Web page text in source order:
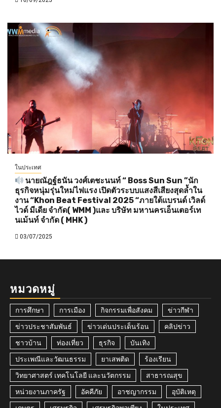
ในประเทศ
นายณัฎฐ์ธนัน วงศ์เตชะนนท์ “ Boss Sun Sun ”นัก
ธุรกิจหนุ่มรุ่นใหม่ไฟแรง เปิดตัวระบบแสงสีเสียงสุดล้ำใน
งาน “Khon Beat Festival 2025 “ภายใต้แบรนด์ เวิลด์
ไวด์ มีเดีย จำกัด( WMM )และ บริษัท มหานครเอ็นเตอร์เท
นเม้นท์ จำกัด ( MHK )
03/07/2025
หมวดหมู่
การศึกษา การเมือง กิจกรรมเพื่อสังคม ข่าวกีฬา
ข่าวประชาสัมพันธ์ ข่าวเด่นประเด็นร้อน คลิปข่าว
ชาวบ้าน ท่องเที่ยว ธุรกิจ บันเทิง
ประเพณีและวัฒนธรรม ยาเสพติด ร้องเรียน
วิทยาศาสตร์ เทคโนโลยี และนวัตกรรม สาธารณสุข
หน่วยงานภาครัฐ อัคคีภัย อาชญากรรม อุบัติเหตุ